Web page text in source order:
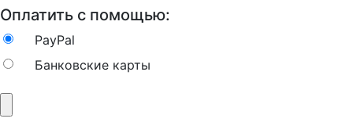
Оплатить с помощью:
PayPal
Банковские карты